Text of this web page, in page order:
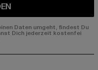
Daten umgeht, findest Du
Dich jederzeit kostenfei